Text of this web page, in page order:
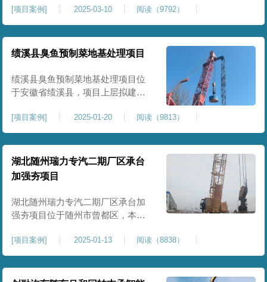
形成，回填完成，强夯施工一次，
极大考验我司与土方单位交叉施工
能力。每标段强夯施工完成，现场
工程师组织三方验收一次，确认工
施工质量，确保工程整体质量。在
施工过程中我司严格按照设计规范
[项目案例] 2025-03-10 阅读（9792）
绩溪县臭鱼预制菜地基处理项目
绩溪县臭鱼预制菜地基处理项目位
于安徽省绩溪县，项目上层拟建生
米。本项目场地后续使用要求较
高，设计拟采用大夯击能进行场地
地基加固处理，我司配备FW5000A
大型强夯机一台，并配备28m龙门架
一幅辅助高能级强夯施工，配备
85T，直径为2m，高度为2.2m的柱
锤一个，柱锤接地面积更小，强夯
穿透
[项目案例] 2025-01-20 阅读（9813）
湖北随州瑞力专汽二期厂区承台
加强夯项目
湖北随州瑞力专汽二期厂区承台加
强夯项目位于随州市曾都区，本项
要求采用强夯置换工艺进行加固处
理，要求经处理深度不小于8米，地
基承载力不小于180Kpa，该项目场
[项目案例] 2025-01-13 阅读（8838）